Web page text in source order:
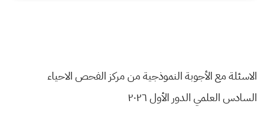
الاسئلة مع الأجوبة النموذجية من مركز الفحص الاحياء
السادس العلمي الدور الأول ٢٠٢٦